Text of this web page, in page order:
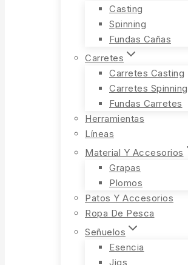
Casting
Spinning
Fundas Cañas
Carretes
Carretes Casting
Carretes Spinning
Fundas Carretes
Herramientas
Líneas
Material Y Accesorios
Grapas
Plomos
Patos Y Accesorios
Ropa De Pesca
Señuelos
Esencia
Jigs